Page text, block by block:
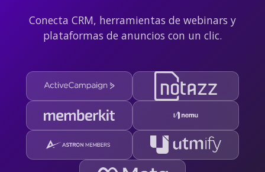
Conecta CRM, herramientas de webinars y
plataformas de anuncios con un clic.